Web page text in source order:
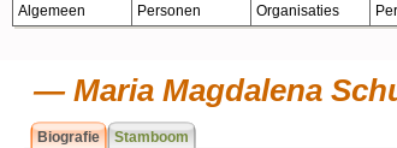
Algemeen Personen Organisaties
Maria Magdalena
Biografie Stamboom